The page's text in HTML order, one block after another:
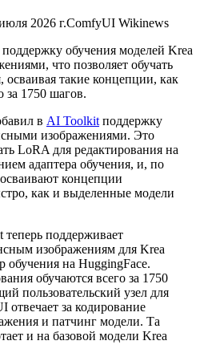
2026 г.ComfyUI Wikinews
обучения моделей Krea
что позволяет обучать
осваивая такие концепции, как
за 1750 шагов.
в AI Toolkit поддержку
изображениями. Это
LoRA для редактирования на
адаптера обучения, и, по
концепции
как и выделенные модели
поддерживает
изображениям для Krea
обучения на HuggingFace.
обучаются всего за 1750
пользовательский узел для
отвечает за кодирование
и патчинг модели. Та
и на базовой модели Krea